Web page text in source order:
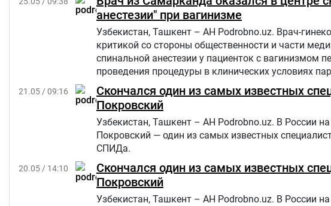
анестезии" при вагинизме
Узбекистан, Ташкент – АН Podrobno.uz. Врач-
критикой со стороны общественности и части
спинальной анестезии у пациенток с вагинизмом
проведения процедуры в клинических условиях
ощущений. Эти утверждения вызвали активное
общественного резонанса первоначальная
21.05 / 09:16
Скончался один из самых известных
Покровский
Узбекистан, Ташкент – АН Podrobno.uz. В России
Покровский — один из самых известных
СПИДа.
20.05 / 14:10
Скончался один из самых известных
Покровский
Узбекистан, Ташкент – АН Podrobno.uz. В России